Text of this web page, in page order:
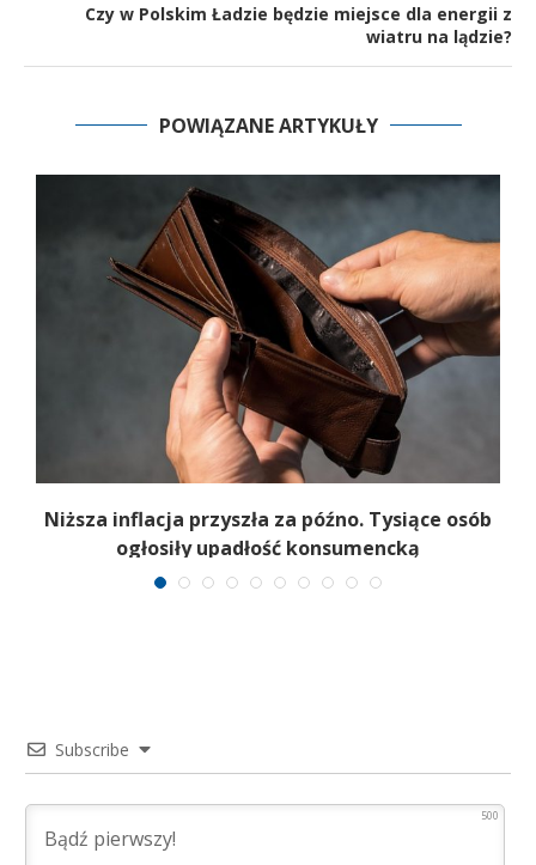
Czy w Polskim Ładzie będzie miejsce dla energii z
wiatru na lądzie?
POWIĄZANE ARTYKUŁY
Niższa inflacja przyszła za późno. Tysiące osób
ogłosiły upadłość konsumencką
Subscribe
500